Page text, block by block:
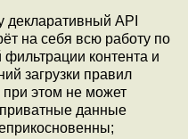
API
на себя всю работу по
контента и
загрузки правил
этом не может
данные